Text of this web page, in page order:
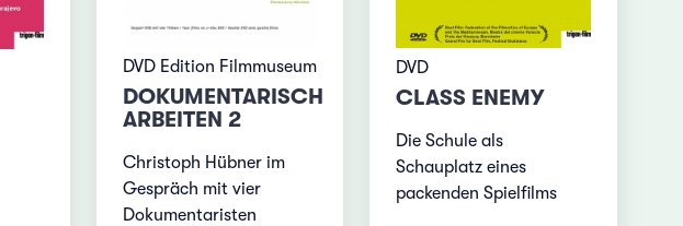
DVD Edition Filmmuseum
DOKUMENTARISCH
ARBEITEN 2
Christoph Hübner im
Gespräch mit vier
Dokumentaristen
DVD
CLASS ENEMY
Die Schule als
Schauplatz eines
packenden Spielfilms